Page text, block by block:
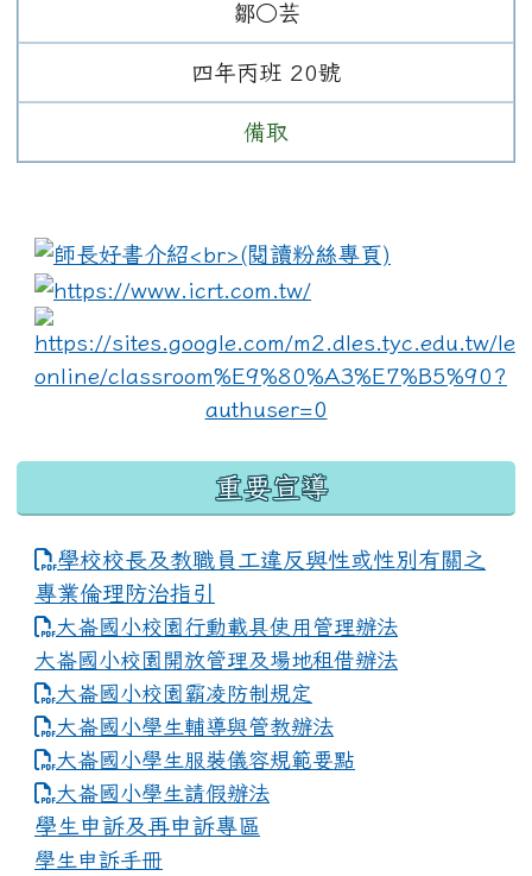
鄒○芸
四年丙班 20號
備取
link to https://
重要宣導
學校校長及教職員工違反與性或性別有關之
專業倫理防治指引
大崙國小校園行動載具使用管理辦法
大崙國小校園開放管理及場地租借辦法
大崙國小校園霸凌防制規定
大崙國小學生輔導與管教辦法
大崙國小學生服裝儀容規範要點
link to https://www.dles.tyc.edu.tw/uploads/
大崙國小學生請假辦法
學生申訴及再申訴專區
學生申訴手冊